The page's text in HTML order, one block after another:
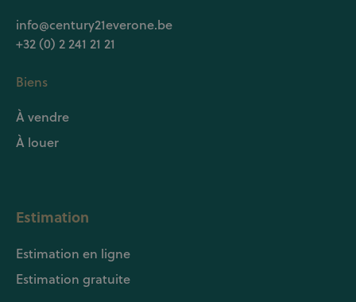
info@century21everone.be
+32 (0) 2 241 21 21
Biens
À vendre
À louer
Estimation
Estimation en ligne
Estimation gratuite